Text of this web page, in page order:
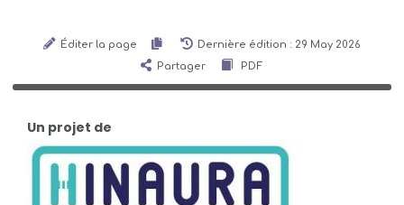
Éditer la page
Dernière édition : 29 May 2026
Partager
PDF
Un projet de